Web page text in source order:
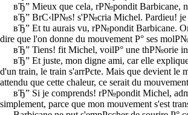
вЂ” Mieux que cela, rР№pondit
вЂ” BrС‹lР№s! s'Р№cria Michel. Pardieu! je
вЂ” Et tu aurais vu, rР№pondit Barbicane.
dire que l'on donne du mouvement Р° ses
вЂ” Tiens! fit Michel, voilР° une thР№orie
вЂ” Et juste, mon digne ami, car elle
d'un train, le train s'arrРєte. Mais que devient
attendu que cette chaleur, ce serait du
вЂ” Si je comprends! rР№pondit Michel,
simplement, parce que mon mouvement s'est